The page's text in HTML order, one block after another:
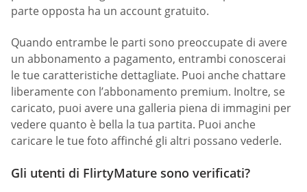
parte opposta ha un account gratuito.
Quando entrambe le parti sono preoccupate di avere
un abbonamento a pagamento, entrambi conoscerai
le tue caratteristiche dettagliate. Puoi anche chattare
liberamente con l’abbonamento premium. Inoltre, se
caricato, puoi avere una galleria piena di immagini per
vedere quanto è bella la tua partita. Puoi anche
caricare le tue foto affinché gli altri possano vederle.
Gli utenti di FlirtyMature sono verificati?